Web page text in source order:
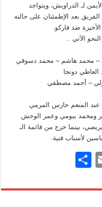
لـ الدراويش، ويتواجد
بعد الإطمئنان على حالته
ضد فاركو.
الآتي ..
– محمد هاشم – محمد دسوقي
دونجا
– أحمد مصطفي
عبد المنعم حارس المرمي
ومحمد بيومي وعمر الوحش
بينما خرج من قائمة الـ
E
ail
ar